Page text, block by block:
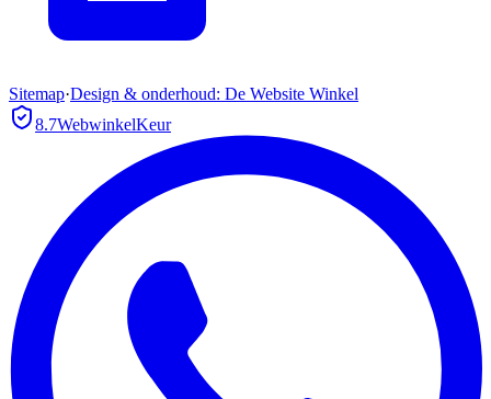
Sitemap·Design & onderhoud: De Website Winkel
8.7WebwinkelKeur